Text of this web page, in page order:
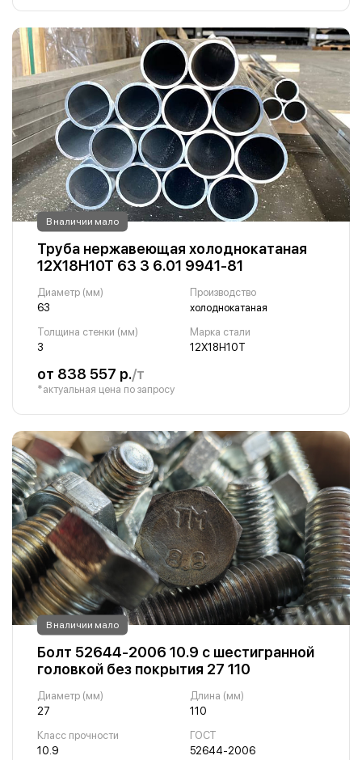
В наличии мало
Труба нержавеющая холоднокатаная
12Х18Н10Т 63 3 6.01 9941-81
Диаметр (мм)
63
Производство
холоднокатаная
Толщина стенки (мм)
3
Марка стали
12Х18Н10Т
от 838 557 р./т
*актуальная цена по запросу
В наличии мало
Болт 52644-2006 10.9 с шестигранной
головкой без покрытия 27 110
Диаметр (мм)
27
Длина (мм)
110
Класс прочности
10.9
ГОСТ
52644-2006